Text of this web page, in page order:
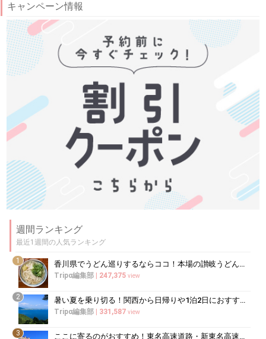
キャンペーン情報
週間ランキング
最近1週間の人気ランキング
1 香川県でうどん巡りするならココ！本場の讃岐うどんの名店
Tripα編集部 | 247,375 view
2 暑い夏を乗り切る！関西から日帰りや1泊2日におすすめの避暑地10選
Tripα編集部 | 331,587 view
3 ここに寄るのがおすすめ！東名高速道路・新東名高速道路の充実のSA・PA10選